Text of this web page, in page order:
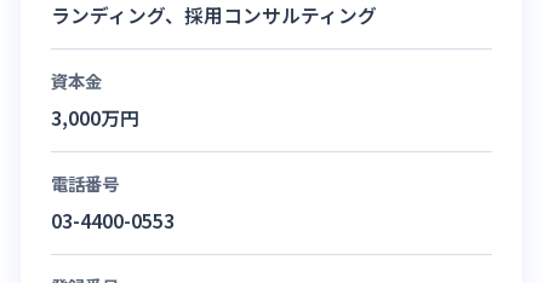
ランディング、採用コンサルティング
資本金
3,000万円
電話番号
03-4400-0553